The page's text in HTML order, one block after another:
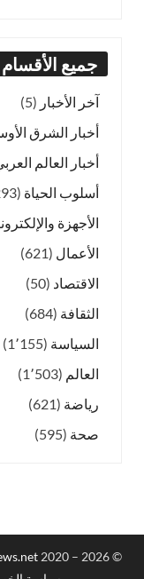
جميع الأقسام
آخر الأخبار (5)
أخبار الشرق
أخبار العالم
أسلوب الحياة (293)
الأجهزة
الأعمال (621)
الاقتصاد (50)
الثقافة (684)
السياسة (1٬155)
العالم (1٬503)
رياضة (621)
صحة (595)
©
2020 – 2026